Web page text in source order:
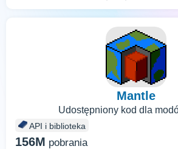
Mantle
Udostępniony kod dla
API i biblioteka
156M pobrania